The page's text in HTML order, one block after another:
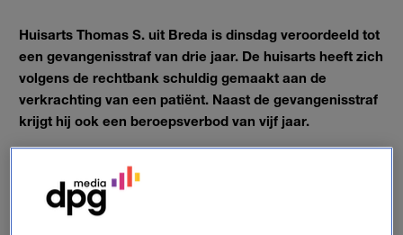
Huisarts Thomas S. uit Breda is dinsdag veroordeeld tot
een gevangenisstraf van drie jaar. De huisarts heeft zich
volgens de rechtbank schuldig gemaakt aan de
verkrachting van een patiënt. Naast de gevangenisstraf
krijgt hij ook een beroepsverbod van vijf jaar.
Dat de vrouw zich juist tot S. had gewend voor medische hulp,
weegt volgens de rechtbank in Utrecht extra zwaar, zo meldt
Hart van Nederland